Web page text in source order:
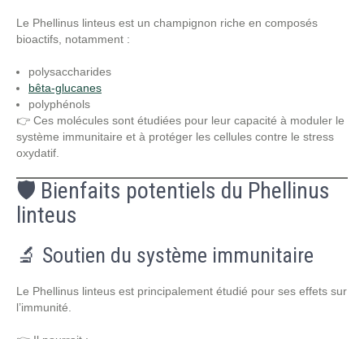
Le Phellinus linteus est un champignon riche en composés
bioactifs, notamment :
polysaccharides
bêta-glucanes
polyphénols
👉 Ces molécules sont étudiées pour leur capacité à moduler le
système immunitaire et à protéger les cellules contre le stress
oxydatif.
🛡️ Bienfaits potentiels du Phellinus
linteus
🔬 Soutien du système immunitaire
Le Phellinus linteus est principalement étudié pour ses effets sur
l’immunité.